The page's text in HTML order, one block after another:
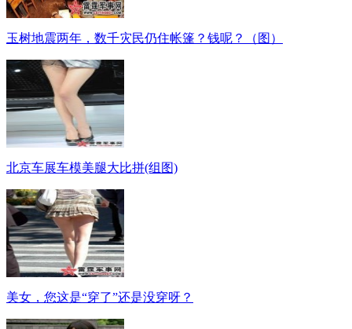
玉树地震两年，数千灾民仍住帐篷？钱呢？（图）
北京车展车模美腿大比拼(组图)
美女，您这是“穿了”还是没穿呀？